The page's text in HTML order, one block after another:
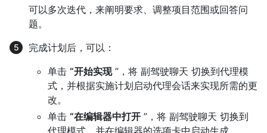
可以多次迭代，来阐明要求、调整项目范围或回答问
题。
完成计划后，可以：
单击 “开始实现”，将 副驾驶聊天 切换到代理模
式，并根据实施计划启动代理会话来实现所需的更
改。
单击 “在编辑器中打开 ”，将 副驾驶聊天 切换到
代理模式，并在编辑器的选项卡中启动生成